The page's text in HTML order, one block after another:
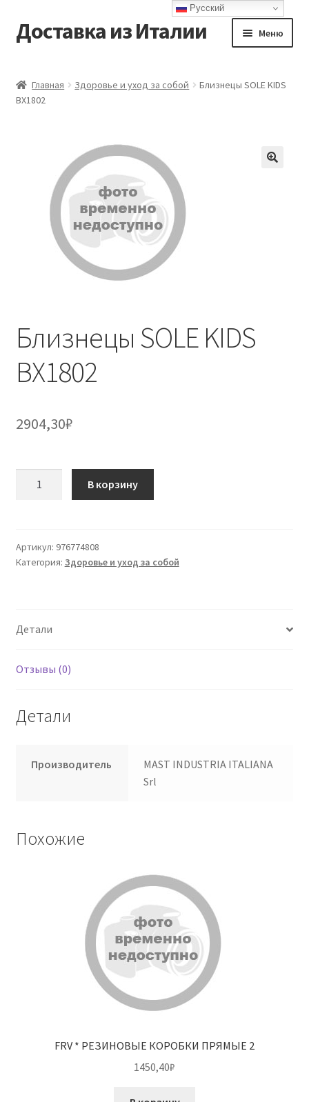
Перейти
к
Перейти
к
Доставка из Италии Меню
Доставка
Оформление заказа
Главная Здоровье и уход за собой
Близнецы SOLE KIDS
BX1802
Близнецы SOLE KIDS
BX1802
2904,30₽
KIDS
BX1802
В корзину
Артикул: 976774808
Категория: Здоровье и уход за собой
Детали
Отзывы (0)
Детали
Производитель
MAST INDUSTRIA ITALIANA
Srl
Похожие
FRV * РЕЗИНОВЫЕ КОРОБКИ ПРЯМЫЕ 2
1450,40₽
Русский